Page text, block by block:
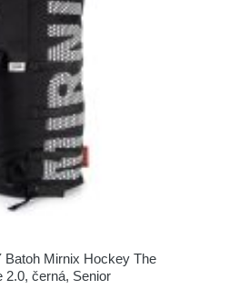
Mirnix Hockey The
2.0, černá, Senior